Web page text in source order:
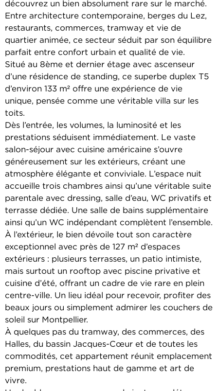
découvrez un bien absolument rare sur le marché.
Entre architecture contemporaine, berges du Lez,
restaurants, commerces, tramway et vie de
quartier animée, ce secteur séduit par son équilibre
parfait entre confort urbain et qualité de vie.
Situé au 8ème et dernier étage avec ascenseur
d’une résidence de standing, ce superbe duplex T5
d’environ 133 m² offre une expérience de vie
unique, pensée comme une véritable villa sur les
toits.
Dès l’entrée, les volumes, la luminosité et les
prestations séduisent immédiatement. Le vaste
salon-séjour avec cuisine américaine s’ouvre
généreusement sur les extérieurs, créant une
atmosphère élégante et conviviale. L’espace nuit
accueille trois chambres ainsi qu’une véritable suite
parentale avec dressing, salle d’eau, WC privatifs et
terrasse dédiée. Une salle de bains supplémentaire
ainsi qu’un WC indépendant complètent l’ensemble.
À l’extérieur, le bien dévoile tout son caractère
exceptionnel avec près de 127 m² d’espaces
extérieurs : plusieurs terrasses, un patio intimiste,
mais surtout un rooftop avec piscine privative et
cuisine d’été, offrant un cadre de vie rare en plein
centre-ville. Un lieu idéal pour recevoir, profiter des
beaux jours ou simplement admirer les couchers de
soleil sur Montpellier.
À quelques pas du tramway, des commerces, des
Halles, du bassin Jacques-Cœur et de toutes les
commodités, cet appartement réunit emplacement
premium, prestations haut de gamme et art de
vivre.